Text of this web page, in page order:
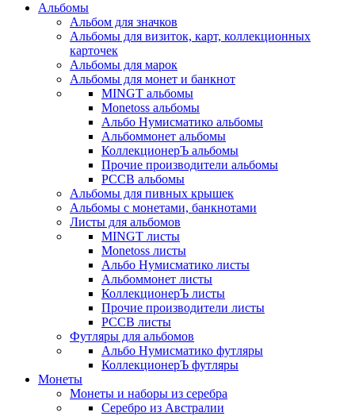
Альбомы
Альбом для значков
Альбомы для визиток, карт, коллекционных
карточек
Альбомы для марок
Альбомы для монет и банкнот
MINGT альбомы
Monetoss альбомы
Альбо Нумисматико альбомы
Альбоммонет альбомы
КоллекционерЪ альбомы
Прочие производители альбомы
РССВ альбомы
Альбомы для пивных крышек
Альбомы с монетами, банкнотами
Листы для альбомов
MINGT листы
Monetoss листы
Альбо Нумисматико листы
Альбоммонет листы
КоллекционерЪ листы
Прочие производители листы
РССВ листы
Футляры для альбомов
Альбо Нумисматико футляры
КоллекционерЪ футляры
Монеты
Монеты и наборы из серебра
Серебро из Австралии